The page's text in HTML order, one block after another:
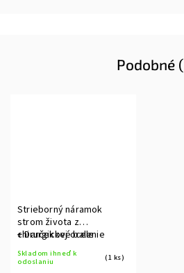
Podobné
Strieborný náramok
strom života z
chirurgickej ocele
+ Darčekové balenie
Skladom ihneď k
odoslaniu
(1 ks)